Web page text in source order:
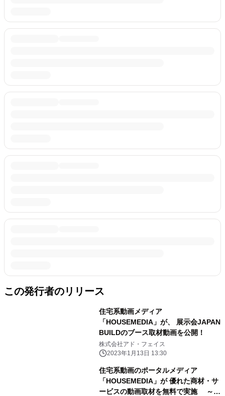
この発行者のリリース
住宅系動画メディア
「HOUSEMEDIA」が、 展示会JAPAN
BUILDのブース取材動画を公開！
株式会社アド・フェイス
2023年1月13日 13:30
住宅系動画のポータルメディア
「HOUSEMEDIA」が 優れた商材・サ
ービスの動画取材を無料で実施 ～住